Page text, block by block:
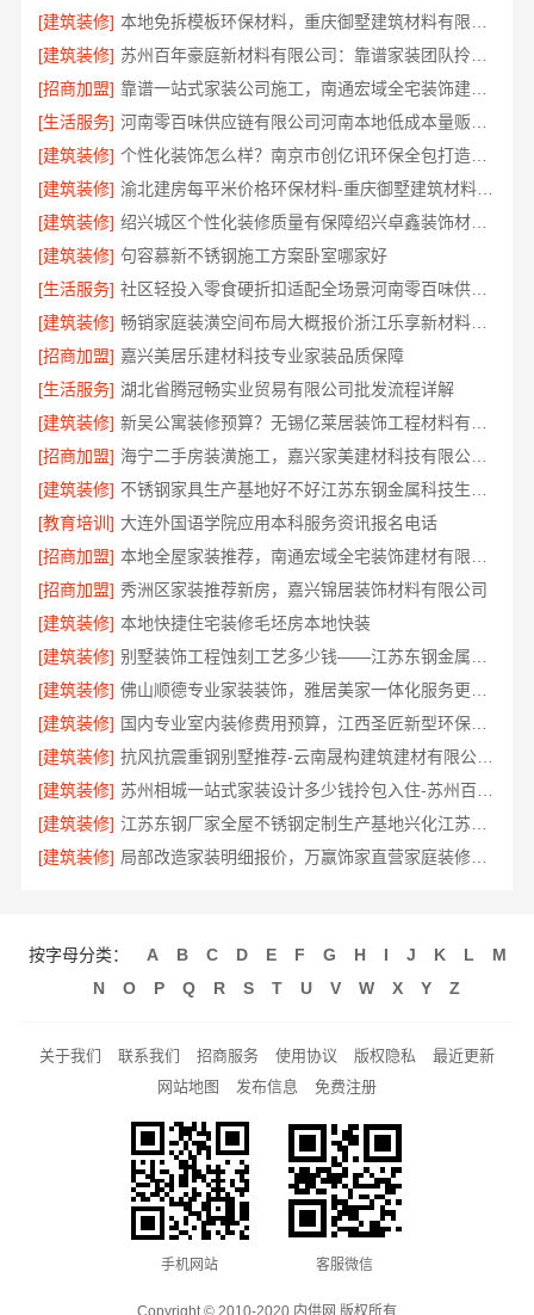
[建筑装修]
[建筑装修]
[招商加盟]
靠谱一站式家装公司施工，南通宏域全宅装饰建材有限公司全程负责
[生活服务]
[建筑装修]
个性化装饰怎么样？南京市创亿讯环保全包打造品质家居
[建筑装修]
渝北建房每平米价格环保材料-重庆御墅建筑材料有限公司重钢别墅
[建筑装修]
绍兴城区个性化装修质量有保障绍兴卓鑫装饰材料有限公司匠心打造
[建筑装修] 句容慕新不锈钢施工方案卧室哪家好
[生活服务]
社区轻投入零食硬折扣适配全场景河南零百味供应链有限公司整店输出
[建筑装修]
畅销家庭装潢空间布局大概报价浙江乐享新材料有限公司
[招商加盟] 嘉兴美居乐建材科技专业家装品质保障
[生活服务] 湖北省腾冠畅实业贸易有限公司批发流程详解
[建筑装修]
[招商加盟]
海宁二手房装潢施工，嘉兴家美建材科技有限公司专业团队
[建筑装修]
[教育培训] 大连外国语学院应用本科服务资讯报名电话
[招商加盟]
[招商加盟] 秀洲区家装推荐新房，嘉兴锦居装饰材料有限公司
[建筑装修] 本地快捷住宅装修毛坯房本地快装
[建筑装修]
[建筑装修]
[建筑装修]
国内专业室内装修费用预算，江西圣匠新型环保材料有限公司
[建筑装修]
抗风抗震重钢别墅推荐-云南晟构建筑建材有限公司精选
[建筑装修]
[建筑装修]
江苏东钢厂家全屋不锈钢定制生产基地兴化江苏东钢金属科技有限公司
[建筑装修]
局部改造家装明细报价，万赢饰家直营家庭装修成本管控
按字母分类： A B C D E F G H I J K L
M
N
O P Q R S T U V W X Y Z
关于我们 联系我们 招商服务 使用协议 版权隐私
最近更新
网站地图
发布信息 免费注册
手机网站 客服微信
Copyright © 2010-2020 内供网 版权所有